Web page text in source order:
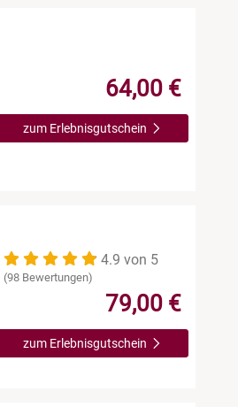
64,00 €
zum Erlebnisgutschein
4.9 von 5
(98 Bewertungen)
79,00 €
zum Erlebnisgutschein